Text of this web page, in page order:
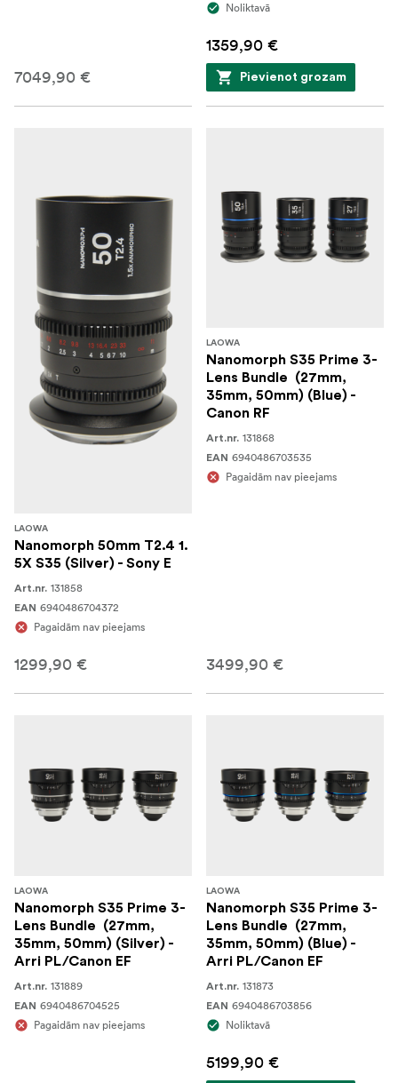
7049,90 €
Noliktavā
1359,90 €
Pievienot grozam
LAOWA
Nanomorph 50mm T2.4 1.
5X S35 (Silver) - Sony E
Art.nr. 131858
EAN 6940486704372
Pagaidām nav pieejams
1299,90 €
LAOWA
Nanomorph S35 Prime 3-
Lens Bundle (27mm,
35mm, 50mm) (Blue) -
Canon RF
Art.nr. 131868
EAN 6940486703535
Pagaidām nav pieejams
3499,90 €
LAOWA
Nanomorph S35 Prime 3-
Lens Bundle (27mm,
35mm, 50mm) (Silver) -
Arri PL/Canon EF
Art.nr. 131889
EAN 6940486704525
Pagaidām nav pieejams
LAOWA
Nanomorph S35 Prime 3-
Lens Bundle (27mm,
35mm, 50mm) (Blue) -
Arri PL/Canon EF
Art.nr. 131873
EAN 6940486703856
Noliktavā
5199,90 €